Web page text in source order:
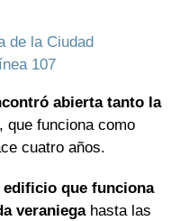
de la Ciudad
107
abierta tanto la
, que funciona como
cuatro años.
edificio que funciona
veraniegahasta las